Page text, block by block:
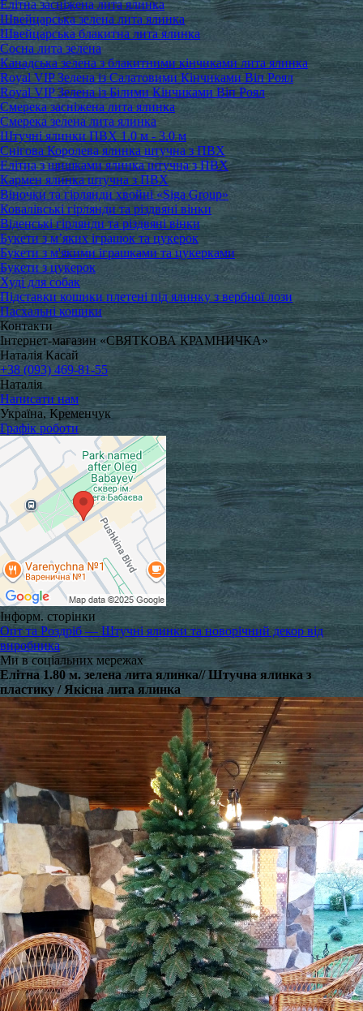
Елітна засніжена лита ялинка
Швейцарська зелена лита ялинка
Швейцарська блакитна лита ялинка
Сосна лита зелена
Канадська зелена з блакитними кінчиками лита ялинка
Royal VIP Зелена із Салатовими Кінчиками Віп Роял
Royal VIP Зелена із Білими Кінчиками Віп Роял
Смерека засніжена лита ялинка
Смерека зелена лита ялинка
Штучні ялинки ПВХ 1.0 м - 3.0 м
Снігова Королева ялинка штучна з ПВХ
Елітна з шишками ялинка штучна з ПВХ
Кармен ялинка штучна з ПВХ
Віночки та гірлянди хвойні «Siga Group»
Ковалівські гірлянди та різдвяні вінки
Віденські гірлянди та різдвяні вінки
Букети з м’яких іграшок та цукерок
Букети з м'якими іграшками та цукерками
Букети з цукерок
Худі для собак
Підставки кошики плетені під ялинку з вербної лози
Пасхальні кошики
Контакти
Інтернет-магазин «СВЯТКОВА КРАМНИЧКА»
Наталія Касай
+38 (093) 469-81-55
Наталія
Написати нам
Україна, Кременчук
Графік роботи
Інформ. сторінки
Опт та Роздріб — Штучні ялинки та новорічний декор від
виробника
Ми в соціальних мережах
Елітна 1.80 м. зелена лита ялинка// Штучна ялинка з
пластику / Якісна лита ялинка